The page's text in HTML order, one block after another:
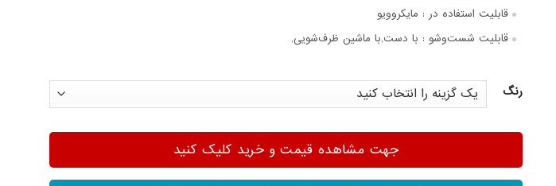
قابلیت استفاده در : مایکروویو
قابلیت شست‌وشو : با دست,با ماشین ظرف‌شویی,
رنگ
جهت مشاهده قیمت و خرید کلیک کنید